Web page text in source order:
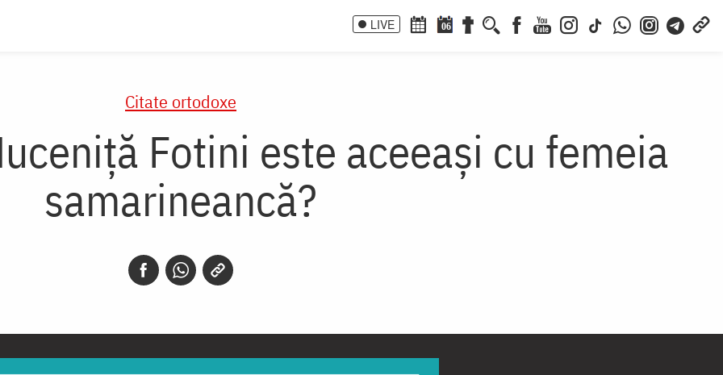
LIVE 06
Citate ortodoxe
Fotini este aceeași cu femeia
samarineancă?